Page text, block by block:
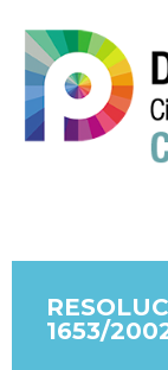
1653/